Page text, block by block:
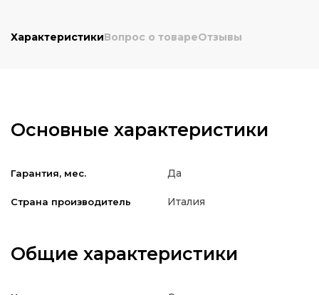
ХарактеристикиВопрос о товареОтзывы
Основные характеристики
Гарантия, мес. Да
Страна производитель Италия
Общие характеристики